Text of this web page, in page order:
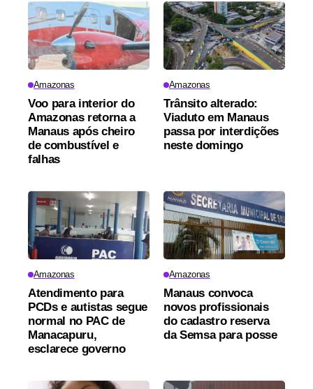
Amazonas
Voo para interior do
Amazonas retorna a
Manaus após cheiro
de combustível e
falhas
Amazonas
Trânsito alterado:
Viaduto em Manaus
passa por interdições
neste domingo
Amazonas
Atendimento para
PCDs e autistas segue
normal no PAC de
Manacapuru,
esclarece governo
Amazonas
Manaus convoca
novos profissionais
do cadastro reserva
da Semsa para posse